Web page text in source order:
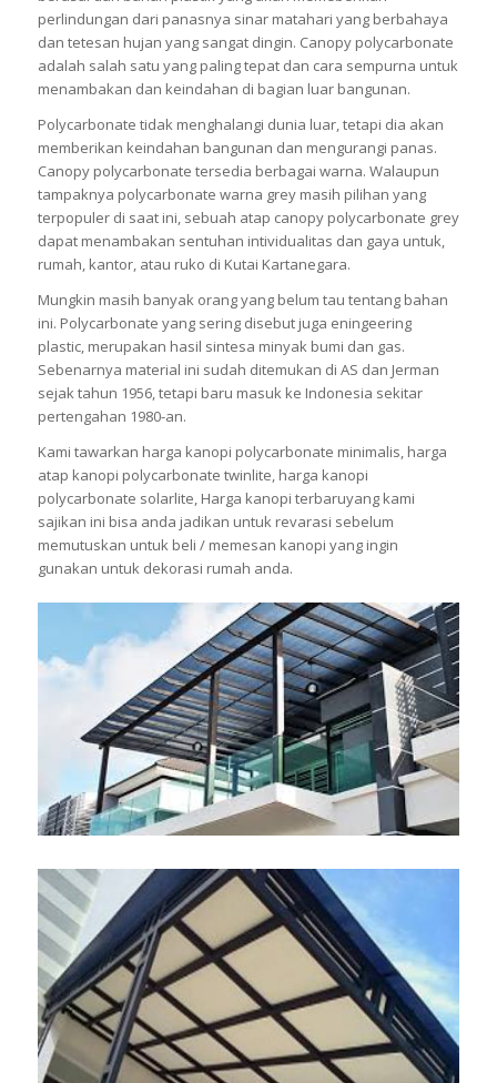
perlindungan dari panasnya sinar matahari yang berbahaya
dan tetesan hujan yang sangat dingin. Canopy polycarbonate
adalah salah satu yang paling tepat dan cara sempurna untuk
menambakan dan keindahan di bagian luar bangunan.
Polycarbonate tidak menghalangi dunia luar, tetapi dia akan
memberikan keindahan bangunan dan mengurangi panas.
Canopy polycarbonate tersedia berbagai warna. Walaupun
tampaknya polycarbonate warna grey masih pilihan yang
terpopuler di saat ini, sebuah atap canopy polycarbonate grey
dapat menambakan sentuhan intividualitas dan gaya untuk,
rumah, kantor, atau ruko di Kutai Kartanegara.
Mungkin masih banyak orang yang belum tau tentang bahan
ini. Polycarbonate yang sering disebut juga eningeering
plastic, merupakan hasil sintesa minyak bumi dan gas.
Sebenarnya material ini sudah ditemukan di AS dan Jerman
sejak tahun 1956, tetapi baru masuk ke Indonesia sekitar
pertengahan 1980-an.
Kami tawarkan harga kanopi polycarbonate minimalis, harga
atap kanopi polycarbonate twinlite, harga kanopi
polycarbonate solarlite, Harga kanopi terbaruyang kami
sajikan ini bisa anda jadikan untuk revarasi sebelum
memutuskan untuk beli / memesan kanopi yang ingin
gunakan untuk dekorasi rumah anda.